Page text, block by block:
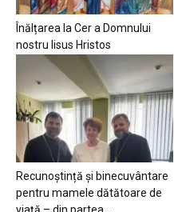
Înălțarea la Cer a Domnului
nostru Iisus Hristos
Recunoștință și binecuvântare
pentru mamele dătătoare de